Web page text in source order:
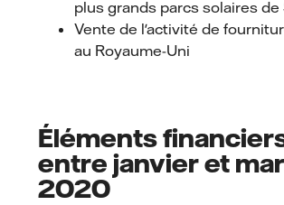
plus grands parcs solaires de
Vente de l'activité de
au Royaume-Uni
Éléments
entre janvier et
2020